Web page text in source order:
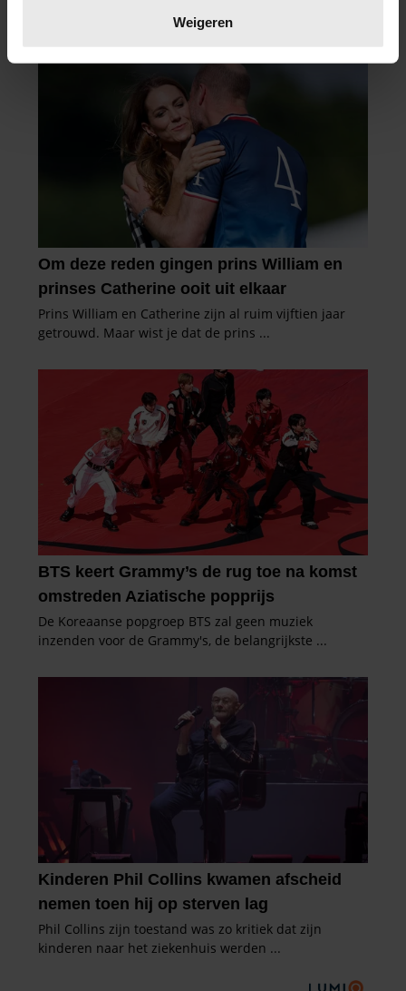
verwerkt en stel uw voorkeuren in het
intrekken in de Cookieverklaring.
We gebruiken cookies om content en advertenties te
personaliseren, om functies voor social media te bieden
en om ons websiteverkeer te analyseren. Ook delen we
informatie over uw gebruik van onze site met onze
partners voor social media, adverteren en analyse. Deze
partners kunnen deze gegevens combineren met andere
informatie die u aan ze heeft verstrekt of die ze hebben
verzameld op basis van uw gebruik van hun services. U
gaat akkoord met onze cookies als u onze website blijft
gebruiken.
Weigeren